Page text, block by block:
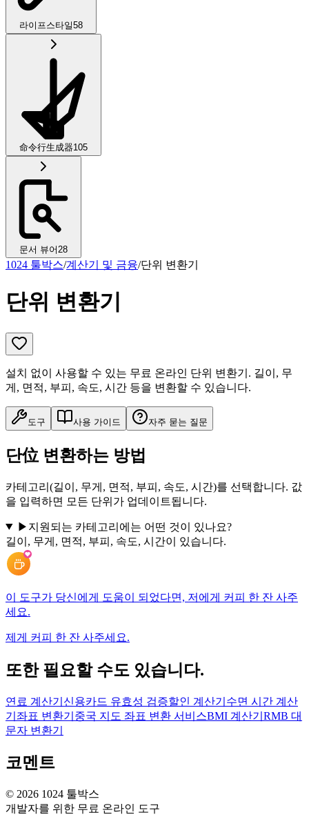
라이프스타일58
命令行生成器105
문서 뷰어28
1024 툴박스/계산기 및 금융/단위 변환기
단위 변환기
설치 없이 사용할 수 있는 무료 온라인 단위 변환기. 길이, 무
게, 면적, 부피, 속도, 시간 등을 변환할 수 있습니다.
도구 사용 가이드 자주 묻는 질문
단位 변환하는 방법
카테고리(길이, 무게, 면적, 부피, 속도, 시간)를 선택합니다. 값
을 입력하면 모든 단위가 업데이트됩니다.
▶ 지원되는 카테고리에는 어떤 것이 있나요?
길이, 무게, 면적, 부피, 속도, 시간이 있습니다.
이 도구가 당신에게 도움이 되었다면, 저에게 커피 한 잔 사주
세요.
제게 커피 한 잔 사주세요.
또한 필요할 수도 있습니다.
연료 계산기 신용카드 유효성 검증할인 계산기 수면 시간 계산
기 좌표 변환기 중국 지도 좌표 변환 서비스BMI 계산기 RMB 대
문자 변환기
코멘트
© 2026 1024 툴박스
개발자를 위한 무료 온라인 도구